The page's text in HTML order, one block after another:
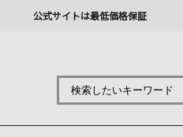
公式サイトは最低価格保証